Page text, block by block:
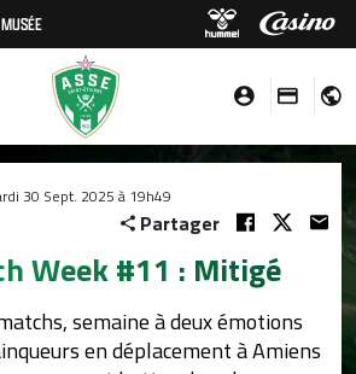
MUSÉE
30 Sept. 2025 à 19h49
Partager
Week #11 : Mitigé
semaine à deux émotions
en déplacement à Amiens